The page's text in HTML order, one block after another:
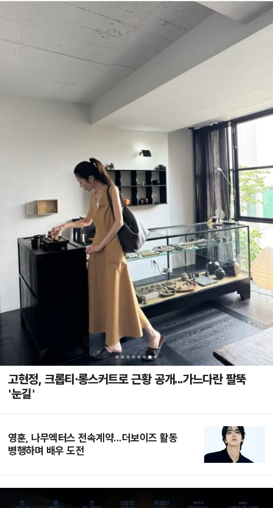
고현정, 크롭티·롱스커트로 근황 공개...가느다란 팔뚝
'눈길'
영훈, 나무엑터스 전속계약...더보이즈 활동
병행하며 배우 도전